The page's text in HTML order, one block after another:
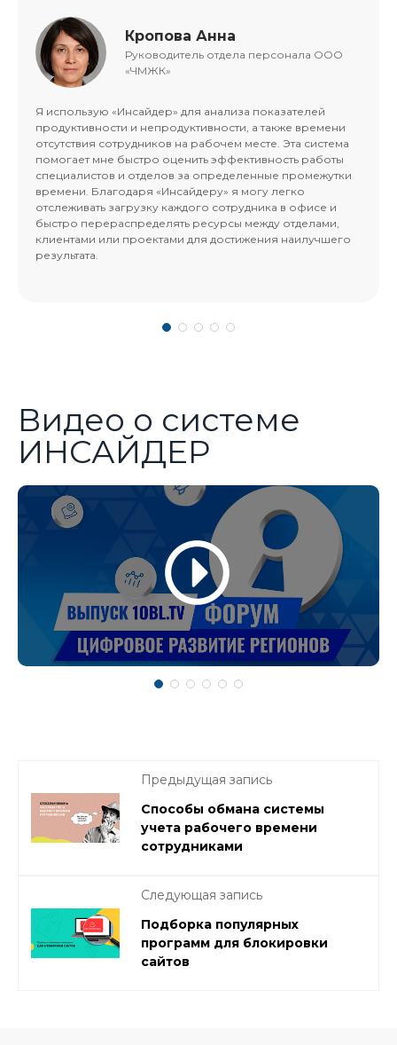
Кропова Анна
Руководитель отдела персонала ООО
«ЧМЖК»
Я использую «Инсайдер» для анализа показателей
продуктивности и непродуктивности, а также времени
отсутствия сотрудников на рабочем месте. Эта система
помогает мне быстро оценить эффективность работы
специалистов и отделов за определенные промежутки
времени. Благодаря «Инсайдеру» я могу легко
отслеживать загрузку каждого сотрудника в офисе и
быстро перераспределять ресурсы между отделами,
клиентами или проектами для достижения наилучшего
результата.
Видео о системе
ИНСАЙДЕР
Предыдущая запись
Способы обмана системы
учета рабочего времени
сотрудниками
Следующая запись
Подборка популярных
программ для блокировки
сайтов